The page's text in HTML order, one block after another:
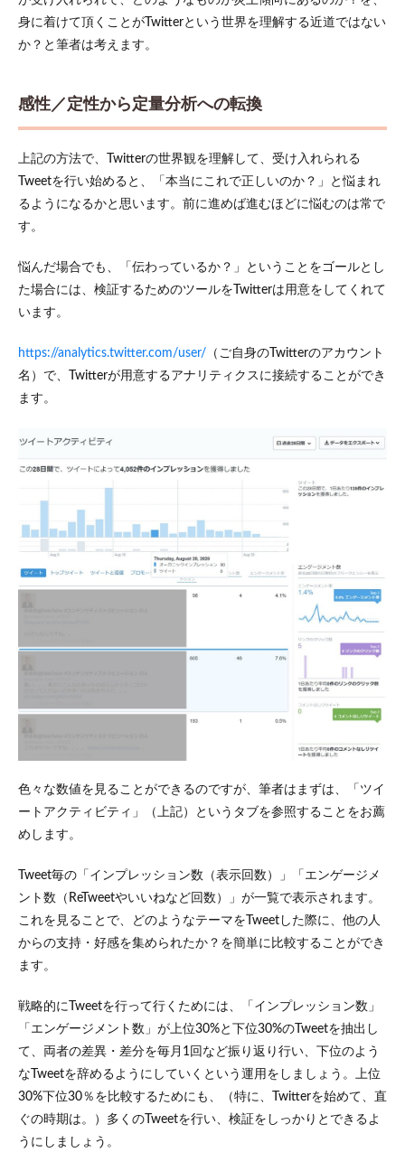
身に着けて頂くことがTwitterという世界を理解する近道ではない
か？と筆者は考えます。
感性／定性から定量分析への転換
上記の方法で、Twitterの世界観を理解して、受け入れられる
Tweetを行い始めると、「本当にこれで正しいのか？」と悩まれ
るようになるかと思います。前に進めば進むほどに悩むのは常で
す。
悩んだ場合でも、「伝わっているか？」ということをゴールとし
た場合には、検証するためのツールをTwitterは用意をしてくれて
います。
https://analytics.twitter.com/user/ （ご自身のTwitterのアカウント
名）で、Twitterが用意するアナリティクスに接続することができ
ます。
色々な数値を見ることができるのですが、筆者はまずは、「ツイ
ートアクティビティ」（上記）というタブを参照することをお薦
めします。
Tweet毎の「インプレッション数（表示回数）」「エンゲージメ
ント数（ReTweetやいいねなど回数）」が一覧で表示されます。
これを見ることで、どのようなテーマをTweetした際に、他の人
からの支持・好感を集められたか？を簡単に比較することができ
ます。
戦略的にTweetを行って行くためには、「インプレッション数」
「エンゲージメント数」が上位30%と下位30%のTweetを抽出し
て、両者の差異・差分を毎月1回など振り返り行い、下位のよう
なTweetを辞めるようにしていくという運用をしましょう。上位
30%下位30％を比較するためにも、（特に、Twitterを始めて、直
ぐの時期は。）多くのTweetを行い、検証をしっかりとできるよ
うにしましょう。